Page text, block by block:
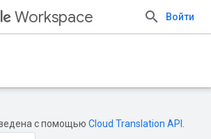
Workspace Войти
с помощью Cloud Translation API